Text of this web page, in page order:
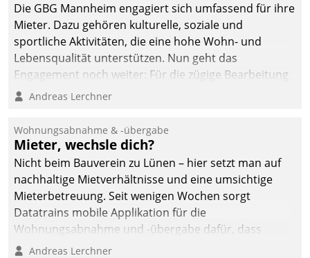
Die GBG Mannheim engagiert sich umfassend für ihre
Mieter. Dazu gehören kulturelle, soziale und
sportliche Aktivitäten, die eine hohe Wohn- und
Lebensqualität unterstützen. Nun geht das
Engagement noch weiter: Für die zügige Bearbeitung
von Beschwerden – oder Lob – richtet das
und Beschwerde-Management einen eigenen Kanal
ein.
Andreas Lerchner
Wohnungsabnahme & -übergabe
Mieter, wechsle dich?
Nicht beim Bauverein zu Lünen – hier setzt man auf
nachhaltige Mietverhältnisse und eine umsichtige
Mieterbetreuung. Seit wenigen Wochen sorgt
Datatrains mobile Applikation für die
Wohnungsabnahme und -übergabe dafür, dass
Mieter wohlgeordnet kommen und, so es sein muss,
Andreas Lerchner